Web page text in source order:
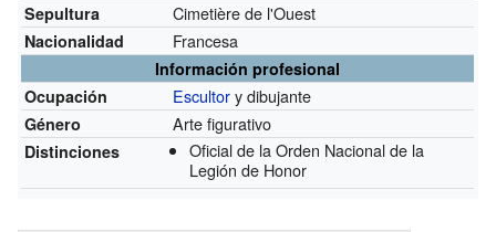
Sepultura Cimetière de l'Ouest
Nacionalidad Francesa
Información profesional
Ocupación
Escultory dibujante
Género Arte figurativo
Distinciones
Oficial de la Orden Nacional de la
Legión de Honor